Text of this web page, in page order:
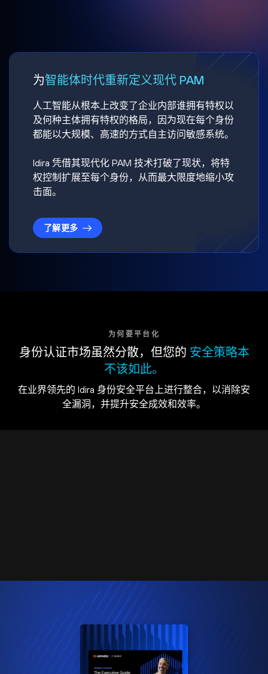
为智能体时代重新定义现代 PAM
人工智能从根本上改变了企业内部谁拥有特权以
及何种主体拥有特权的格局，因为现在每个身份
都能以大规模、高速的方式自主访问敏感系统。
Idira 凭借其现代化 PAM 技术打破了现状，将特
权控制扩展至每个身份，从而最大限度地缩小攻
击面。
了解更多
为何要平台化
身份认证市场虽然分散，但您的 安全策略本
不该如此。
在业界领先的 Idira 身份安全平台上进行整合，以消除安
全漏洞，并提升安全成效和效率。